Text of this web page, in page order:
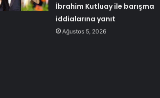
İbrahim Kutluay ile barışma
iddialarına yanıt
Ağustos 5, 2026